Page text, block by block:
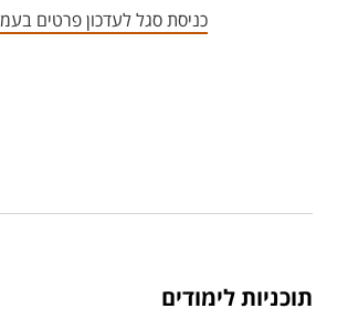
כניסת סגל לעדכון פרטים
תוכניות לימודים